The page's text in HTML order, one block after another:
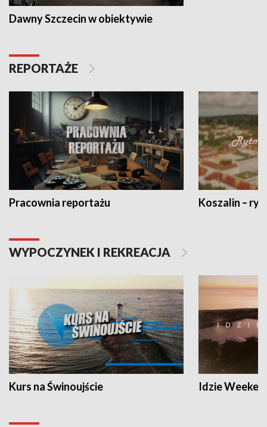
Dawny Szczecin w obiektywie
REPORTAŻE
Pracownia reportażu Koszalin –
WYPOCZYNEK I REKREACJA
Kurs na Świnoujście Idzie